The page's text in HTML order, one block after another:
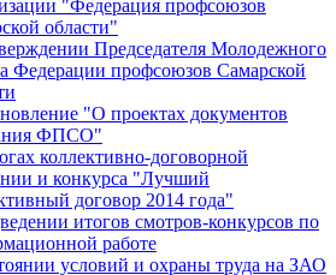
"Федерация профсоюзов
области"
Председателя Молодежного
Федерации профсоюзов Самарской
"О проектах документов
ФПСО"
коллективно-договорной
и конкурса "Лучший
договор 2014 года"
итогов смотров-конкурсов по
работе
условий и охраны труда на ЗАО